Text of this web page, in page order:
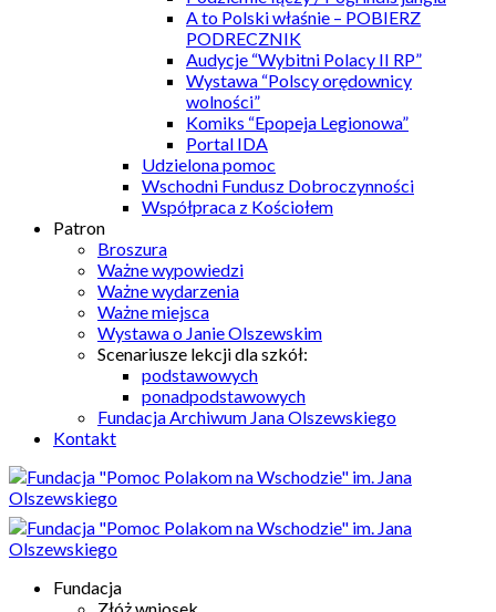
A to Polski właśnie – POBIERZ
PODRECZNIK
Audycje “Wybitni Polacy II RP”
Wystawa “Polscy orędownicy
wolności”
Komiks “Epopeja Legionowa”
Portal IDA
Udzielona pomoc
Wschodni Fundusz Dobroczynności
Współpraca z Kościołem
Patron
Broszura
Ważne wypowiedzi
Ważne wydarzenia
Ważne miejsca
Wystawa o Janie Olszewskim
Scenariusze lekcji dla szkół:
podstawowych
ponadpodstawowych
Fundacja Archiwum Jana Olszewskiego
Kontakt
Fundacja